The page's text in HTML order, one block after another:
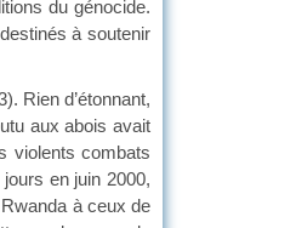
du génocide.
à soutenir
Rien d’étonnant,
aux abois avait
violents combats
en juin 2000,
à ceux de